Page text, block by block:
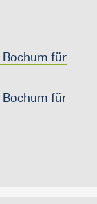
Bochum für
Bochum für